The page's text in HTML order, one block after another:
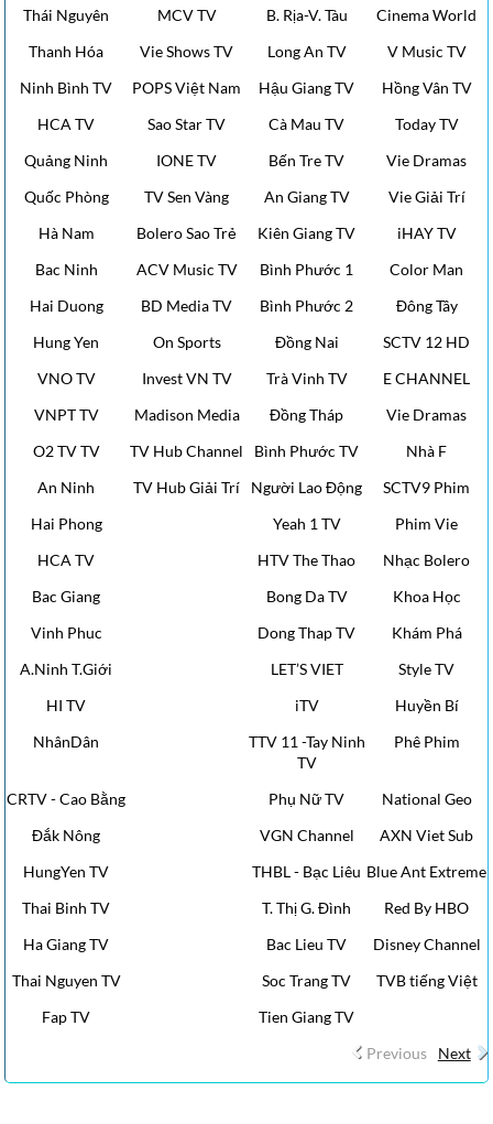
Thái Nguyên
MCV TV B. Rịa-V. Tàu
Cinema World
Thanh Hóa
Vie Shows TV Long An TV
V Music TV
Ninh Bình TV
POPS Việt Nam Hậu Giang TV
Hồng Vân TV
HCA TV
Sao Star TV Cà Mau TV
Today TV
Quảng Ninh
IONE TV Bến Tre TV
Vie Dramas
Quốc Phòng
TV Sen Vàng An Giang TV
Vie Giải Trí
Hà Nam
Bolero Sao Trẻ Kiên Giang TV
iHAY TV
Bac Ninh
ACV Music TV Bình Phước 1
Color Man
Hai Duong
BD Media TV Bình Phước 2
Đông Tây
Hung Yen
On Sports Đồng Nai
SCTV 12 HD
VNO TV
Invest VN TV Trà Vinh TV
E CHANNEL
VNPT TV
Madison Media Đồng Tháp
Vie Dramas
O2 TV TV
TV Hub Channel Bình Phước TV
Nhà F
An Ninh
TV Hub Giải Trí Người Lao Động
SCTV9 Phim
Hai Phong
Yeah 1 TV
Phim Vie
HCA TV
HTV The Thao
Nhạc Bolero
Bac Giang
Bong Da TV
Khoa Học
Vinh Phuc
Dong Thap TV
Khám Phá
A.Ninh T.Giới
LET’S VIET
Style TV
HI TV
iTV
Huyền Bí
NhânDân
TTV 11 -Tay Ninh
TV
Phê Phim
CRTV - Cao Bằng Phụ Nữ TV
National Geo
Đắk Nông
VGN Channel
AXN Viet Sub
HungYen TV
THBL - Bạc Liêu Blue Ant Extreme
Thai Binh TV
T. Thị G. Đình
Red By HBO
Ha Giang TV
Bac Lieu TV
Disney Channel
Thai Nguyen TV
Soc Trang TV
TVB tiếng Việt
Fap TV
Tien Giang TV
Previous
Next